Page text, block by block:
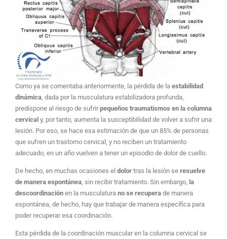
Como ya se comentaba anteriormente, la pérdida de la estabilidad
dinámica, dada por la musculatura estabilizadora profunda,
predispone al riesgo de sufrirpequeños traumatismos en la columna
cervical y, por tanto, aumenta la susceptibilidad de volver a sufrir una
lesión. Por eso, se hace esa estimación de que un 85% de personas
que sufren un trastorno cervical, y no reciben un tratamiento
adecuado, en un año vuelven a tener un episodio de dolor de cuello.
De hecho, en muchas ocasiones el dolor tras la lesión se resuelve
de manera espontánea, sin recibir tratamiento. Sin embargo, la
descoordinación en la musculatura no se recupera de manera
espontánea, de hecho, hay que trabajar de manera específica para
poder recuperar esa coordinación.
Esta pérdida de la coordinación muscular en la columna cervical se